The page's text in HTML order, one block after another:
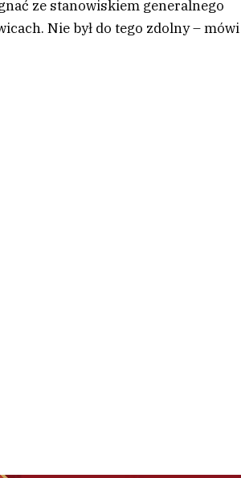
ze stanowiskiem generalnego
Nie był do tego zdolny –